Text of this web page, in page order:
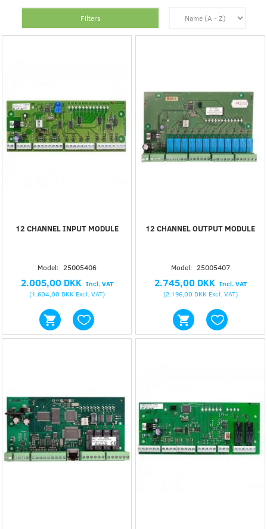
Filters
12 CHANNEL INPUT MODULE
Model: 25005406
2.005,00 DKK Incl. VAT
(1.604,00 DKKExcl. VAT)
12 CHANNEL OUTPUT MODULE
Model: 25005407
2.745,00 DKK Incl. VAT
(2.196,00 DKKExcl. VAT)